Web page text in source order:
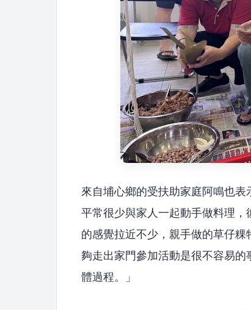
來自埔心鄉的受扶助家庭阿鳴也
平常很少與家人一起動手做料理
的感覺拉近不少，親手做的草仔
夠走出家門參加活動是很不容易
體過程。」